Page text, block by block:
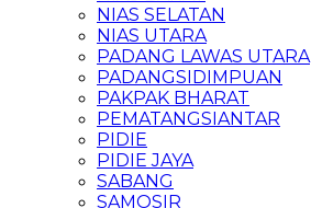
NIAS SELATAN
NIAS UTARA
PADANG LAWAS UTARA
PADANGSIDIMPUAN
PAKPAK BHARAT
PEMATANGSIANTAR
PIDIE
PIDIE JAYA
SABANG
SAMOSIR